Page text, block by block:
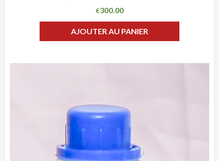
€300.00
AJOUTER AU PANIER